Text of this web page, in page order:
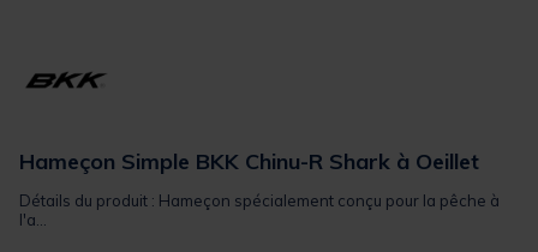
Hameçon Simple BKK Chinu-R Shark à Oeillet
Détails du produit : Hameçon spécialement conçu pour la pêche à
l'a...